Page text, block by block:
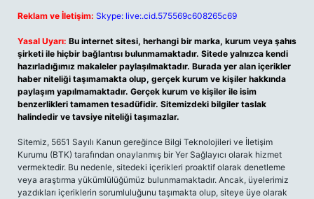
Reklam ve İletişim: Skype: live:.cid.575569c608265c69
Yasal Uyarı: Bu internet sitesi, herhangi bir marka, kurum veya şahıs
şirketi ile hiçbir bağlantısı bulunmamaktadır. Sitede yalnızca kendi
hazırladığımız makaleler paylaşılmaktadır. Burada yer alan içerikler
haber niteliği taşımamakta olup, gerçek kurum ve kişiler hakkında
paylaşım yapılmamaktadır. Gerçek kurum ve kişiler ile isim
benzerlikleri tamamen tesadüfidir. Sitemizdeki bilgiler taslak
halindedir ve tavsiye niteliği taşımazlar.
Sitemiz, 5651 Sayılı Kanun gereğince Bilgi Teknolojileri ve İletişim
Kurumu (BTK) tarafından onaylanmış bir Yer Sağlayıcı olarak hizmet
vermektedir. Bu nedenle, sitedeki içerikleri proaktif olarak denetleme
veya araştırma yükümlülüğümüz bulunmamaktadır. Ancak, üyelerimiz
yazdıkları içeriklerin sorumluluğunu taşımakta olup, siteye üye olarak